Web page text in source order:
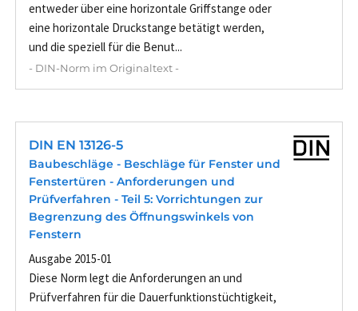
entweder über eine horizontale Griffstange oder
eine horizontale Druckstange betätigt werden,
und die speziell für die Benut...
- DIN-Norm im Originaltext -
DIN EN 13126-5
Baubeschläge - Beschläge für Fenster und
Fenstertüren - Anforderungen und
Prüfverfahren - Teil 5: Vorrichtungen zur
Begrenzung des Öffnungswinkels von
Fenstern
Ausgabe 2015-01
Diese Norm legt die Anforderungen an und
Prüfverfahren für die Dauerfunktionstüchtigkeit,